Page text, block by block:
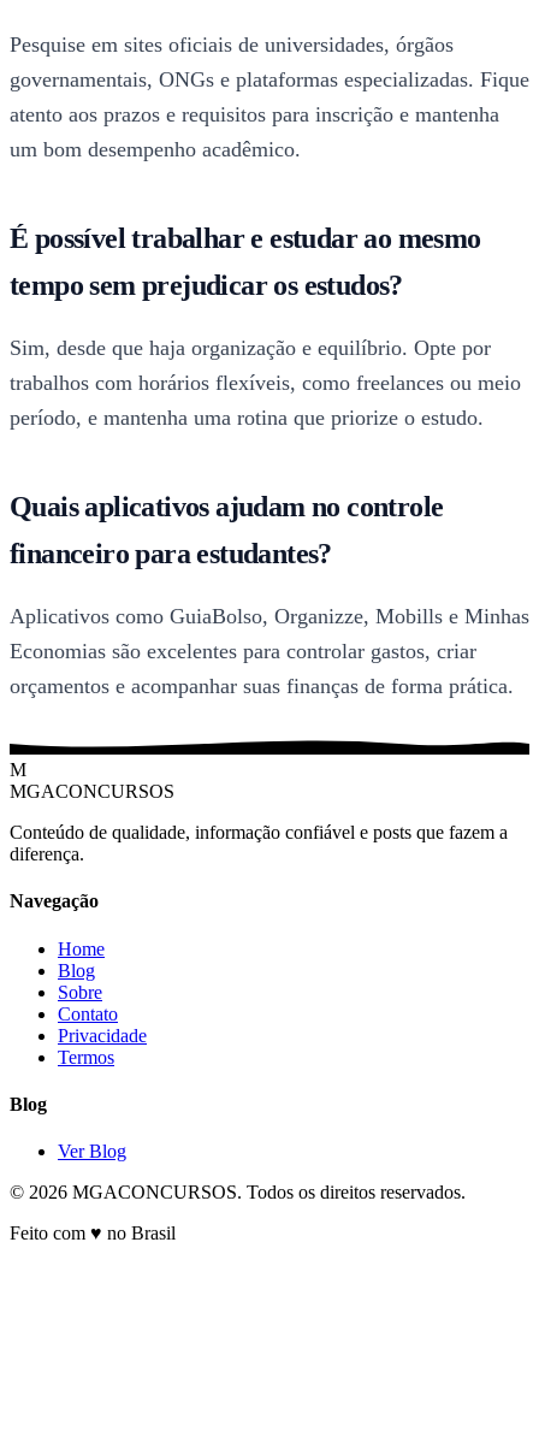
Pesquise em sites oficiais de universidades, órgãos
governamentais, ONGs e plataformas especializadas. Fique
atento aos prazos e requisitos para inscrição e mantenha
um bom desempenho acadêmico.
É possível trabalhar e estudar ao mesmo
tempo sem prejudicar os estudos?
Sim, desde que haja organização e equilíbrio. Opte por
trabalhos com horários flexíveis, como freelances ou meio
período, e mantenha uma rotina que priorize o estudo.
Quais aplicativos ajudam no controle
financeiro para estudantes?
Aplicativos como GuiaBolso, Organizze, Mobills e Minhas
Economias são excelentes para controlar gastos, criar
orçamentos e acompanhar suas finanças de forma prática.
M
MGACONCURSOS
Conteúdo de qualidade, informação confiável e posts que fazem a
diferença.
Navegação
Home
Blog
Sobre
Contato
Privacidade
Termos
Blog
Ver Blog
© 2026 MGACONCURSOS. Todos os direitos reservados.
Feito com ♥ no Brasil